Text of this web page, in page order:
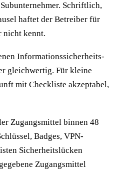
Schriftlich,
haftet der Betreiber für
nicht kennt.
Informationssicherheits-
gleichwertig. Für kleine
mit Checkliste akzeptabel,
Zugangsmittel binnen 48
Badges, VPN-
Sicherheitslücken
Zugangsmittel